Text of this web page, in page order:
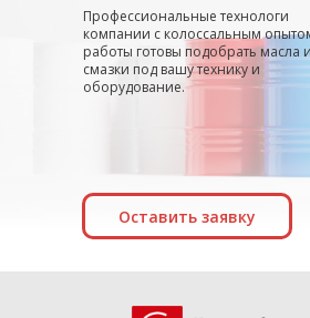
Профессиональные технологи
компании с колоссальным
работы готовы подобрать масла и
смазки под вашу технику и
оборудование.
Оставить заявку